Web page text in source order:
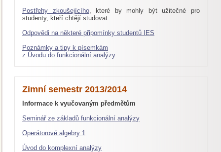
Postřehy zkoušejícího, které by mohly být užitečné pro
studenty, kteří chtějí studovat.
Odpovědi na některé připomínky studentů IES
Poznámky a tipy k písemkám
z Úvodu do funkcionální analýzy
Zimní semestr 2013/2014
Informace k vyučovaným předmětům
Seminář ze základů funkcionální analýzy
Operátorové algebry 1
Úvod do komplexní analýzy